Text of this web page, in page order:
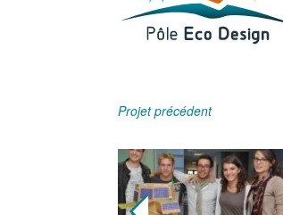
Projet précédent